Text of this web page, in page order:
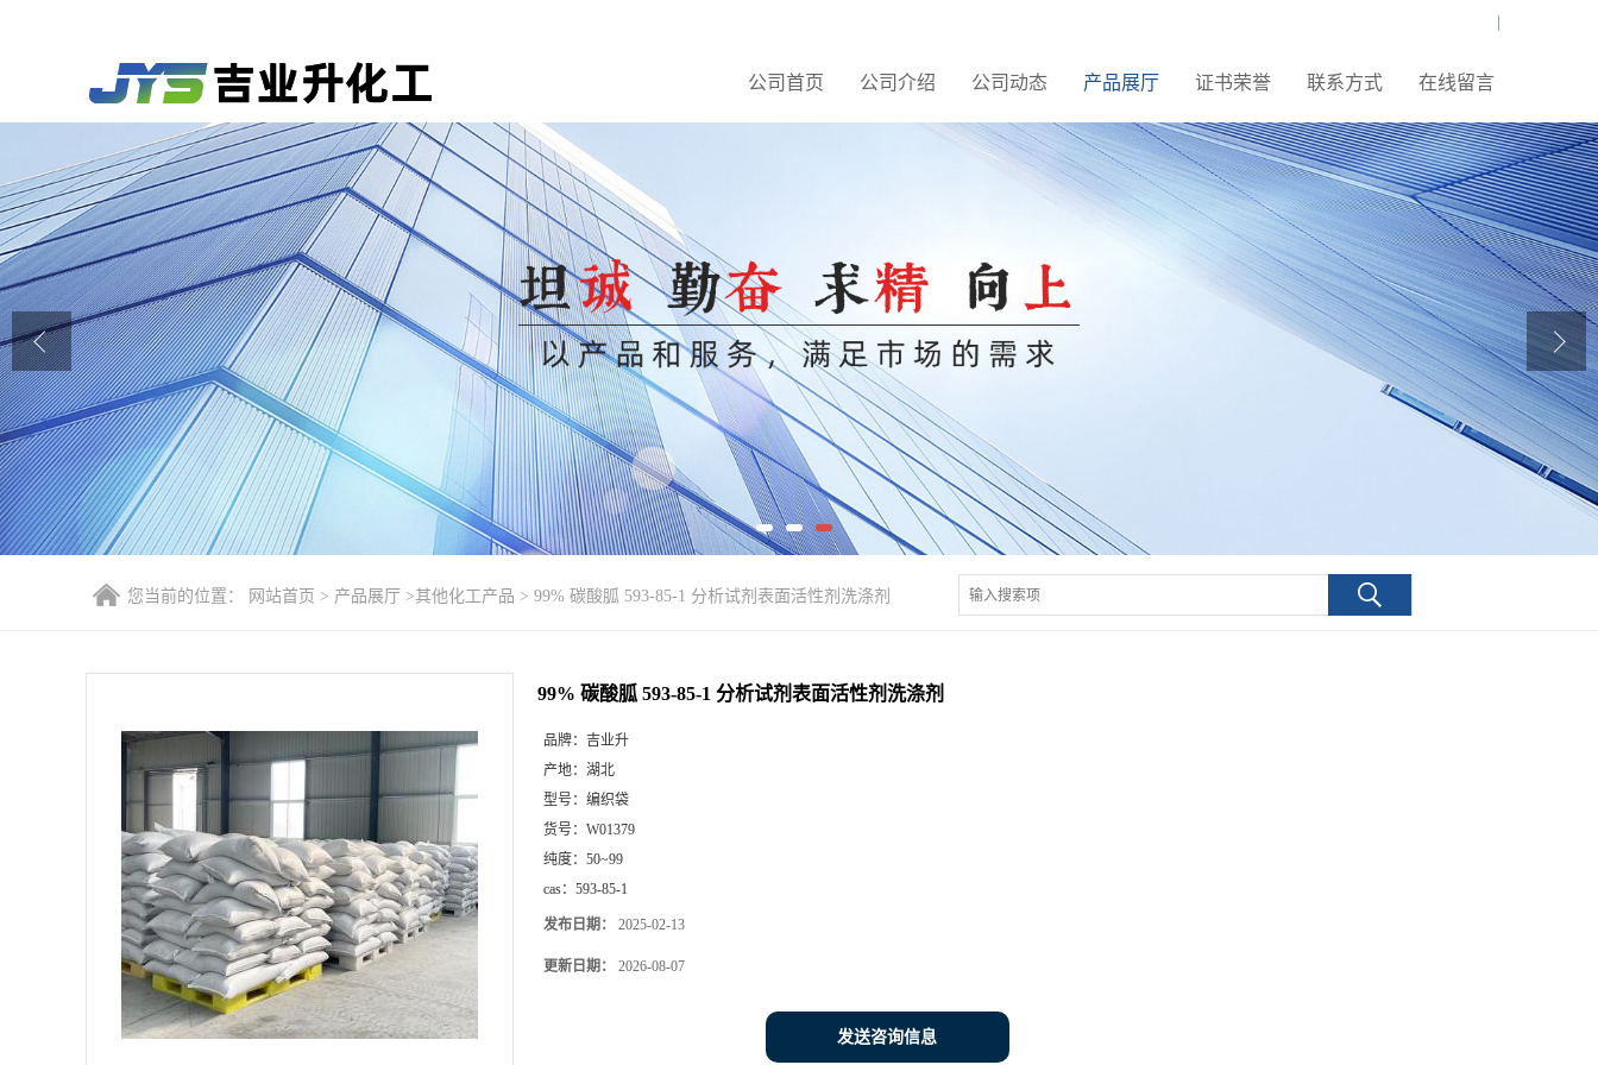
公司首页 公司介绍 公司动态 产品展厅 证书荣誉 联系方式 在线留言
公司首页
公司动态
产品展厅
证书荣誉
联系方式
在线留言
您当前的位置： 网站首页 > 产品展厅 >其他化工产品 > 99% 碳酸胍 593-85-1 分析试剂表面活性剂洗涤剂
99% 碳酸胍 593-85-1 分析试剂表面活性剂洗涤剂
品牌： 吉业升
产地： 湖北
型号： 编织袋
货号： W01379
纯度： 50~99
cas： 593-85-1
发布日期： 2025-02-13
更新日期： 2026-08-07
发送咨询信息